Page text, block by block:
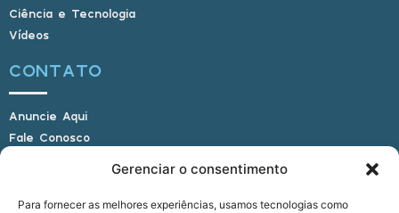
Gerenciar o consentimento
Para fornecer as melhores experiências, usamos tecnologias como
Ciência e Tecnologia
Vídeos
CONTATO
Anuncie Aqui
Fale Conosco